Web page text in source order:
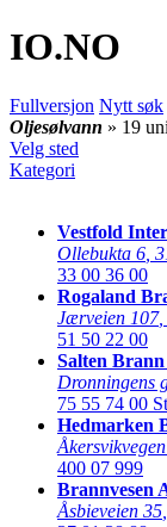
IO.NO
Fullversjon Nytt søk
Oljesølvann » 19
Velg sted
Kategori
Vestfold
Ollebukta 6
33 00 36 00
Rogaland
Jærveien 107,
51 50 22 00
Salten
Dronningens
75 55 74 00
Hedmarken
400 07 999
Brannvesen
Åsbieveien 35